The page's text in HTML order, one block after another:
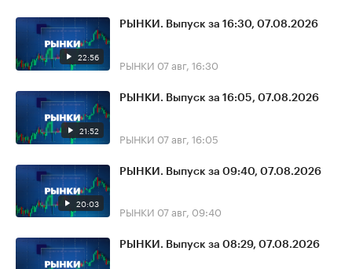
22:56
РЫНКИ. Выпуск за 16:30, 07.08.2026
РЫНКИ 07 авг, 16:30
21:52
РЫНКИ. Выпуск за 16:05, 07.08.2026
РЫНКИ 07 авг, 16:05
20:03
РЫНКИ. Выпуск за 09:40, 07.08.2026
РЫНКИ 07 авг, 09:40
РЫНКИ. Выпуск за 08:29, 07.08.2026